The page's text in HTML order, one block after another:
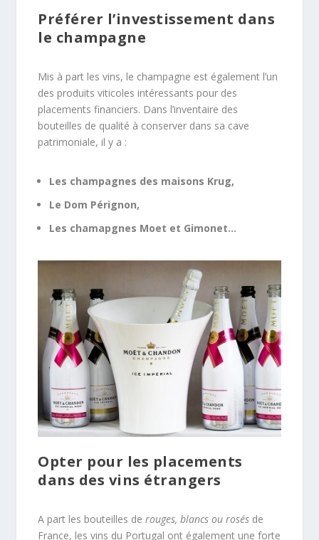
Préférer l’investissement dans
le champagne
Mis à part les vins, le champagne est également l’un
des produits viticoles intéressants pour des
placements financiers. Dans l’inventaire des
bouteilles de qualité à conserver dans sa cave
patrimoniale, il y a :
Les champagnes des maisons Krug,
Le Dom Pérignon,
Les chamapgnes Moet et Gimonet…
Opter pour les placements
dans des vins étrangers
A part les bouteilles derouges, blancs ou rosés de
France, les vins du Portugal ont également une forte